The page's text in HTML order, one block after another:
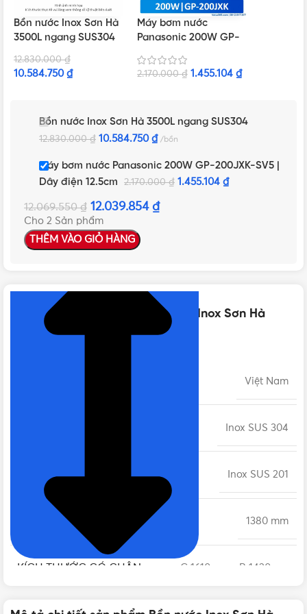
Bồn nước Inox Sơn Hà
3500L ngang SUS304
12.830.000₫
10.584.750 ₫
Máy bơm nước
Panasonic 200W GP-
điện 12.5cm
2.170.000₫ 1.455.104 ₫
Bồn nước Inox Sơn Hà 3500L ngang SUS304
12.830.000₫ 10.584.750 ₫ bồn
Máy bơm nước Panasonic 200W GP-200JXK-SV5 |
Dây điện 12.5cm
2.170.000₫ 1.455.104 ₫
12.069.550₫ 12.039.854 ₫
Cho 2 Sản phẩm
THÊM VÀO GIỎ HÀNG
Thông số kỹ thuật của Bồn nước Inox Sơn Hà
3500L ngang SUS304
Việt Nam
Inox SUS 304
CHẤT LIỆU CHÂN BỒN Inox SUS 201
ĐƯỜNG KÍNH BỒN 1380 mm
KÍCH THƯỚC CÓ CHÂN C 1610mm x R 1420mm
NHẤN ĐỂ XEM TIẾP (THU GỌN)